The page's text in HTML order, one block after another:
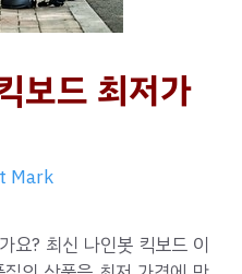
보드 최저가
Mark
요? 최신 나인봇 킥보드 이